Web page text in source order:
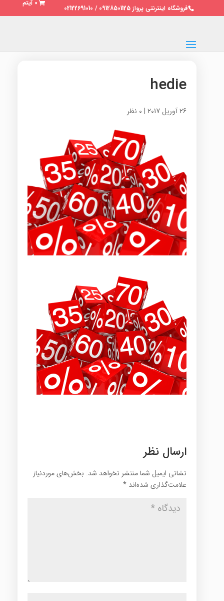
فروشگاه اینترنتی پرواز 09128501125 / 02122691010
0 آیتم
hedie
26 آوریل 2017 | 0 نظر
ارسال نظر
نشانی ایمیل شما منتشر نخواهد شد. بخش‌های موردنیاز
علامت‌گذاری شده‌اند *